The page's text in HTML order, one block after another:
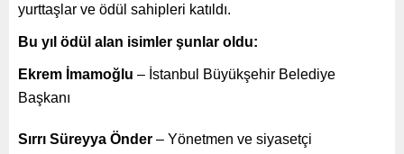
yurttaşlar ve ödül sahipleri katıldı.
Bu yıl ödül alan isimler şunlar oldu:
Ekrem İmamoğlu – İstanbul Büyükşehir Belediye
Başkanı
Sırrı Süreyya Önder – Yönetmen ve siyasetçi